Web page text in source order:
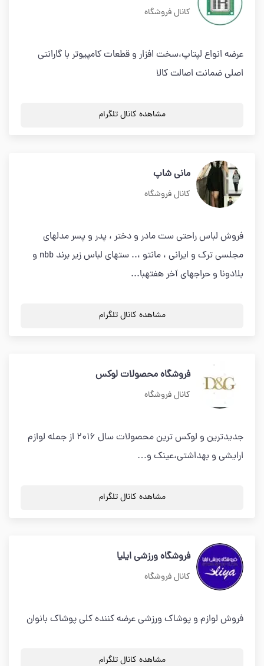
کانال فروشگاه
عرضه انواع لپتاپ،سخت افزار و قطعات کامپیوتر با گارانتی
اصلی ضمانت اصالت کالا
مشاهده کانال تلگرام
مانی شاپ
کانال فروشگاه
فروش لباس راحتی ست مادر و دختر ، پدر و پسر مدلهای
مجلسی ترک و ایرانی ، مانتو ،.. ستهای لباس زیر برند nbb و
بلادونا و حراجهای آخر هفتهبا...
مشاهده کانال تلگرام
فروشگاه محصولات لوکس
کانال فروشگاه
جدیدترین و لوکس ترین محصولات سال 2016 از جمله لوازم
ارایشی و بهداشتی،عینک و…
مشاهده کانال تلگرام
فروشگاه ورزشي ايليا
کانال فروشگاه
فروش لوازم و پوشاك ورزشي عرضه كننده كلي پوشاك بانوان
مشاهده کانال تلگرام